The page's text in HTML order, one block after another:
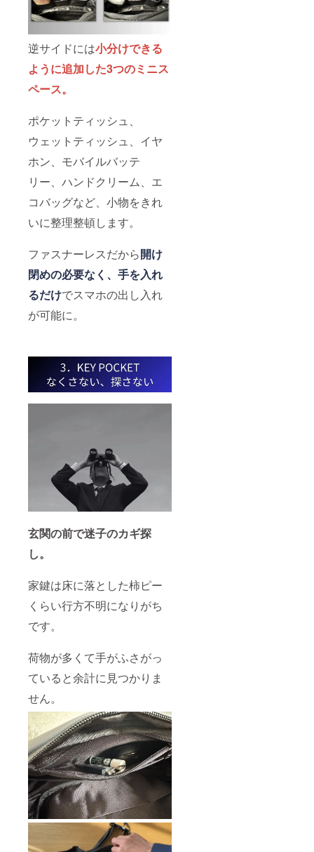
逆サイドには小分けできる
ように追加した3つのミニス
ペース。
ポケットティッシュ、
ウェットティッシュ、イヤ
ホン、モバイルバッテ
リー、ハンドクリーム、エ
コバッグなど、小物をきれ
いに整理整頓します。
ファスナーレスだから開け
閉めの必要なく、手を入れ
るだけでスマホの出し入れ
が可能に。
玄関の前で迷子のカギ探
し。
家鍵は床に落とした柿ピー
くらい行方不明になりがち
です。
荷物が多くて手がふさがっ
ていると余計に見つかりま
せん。